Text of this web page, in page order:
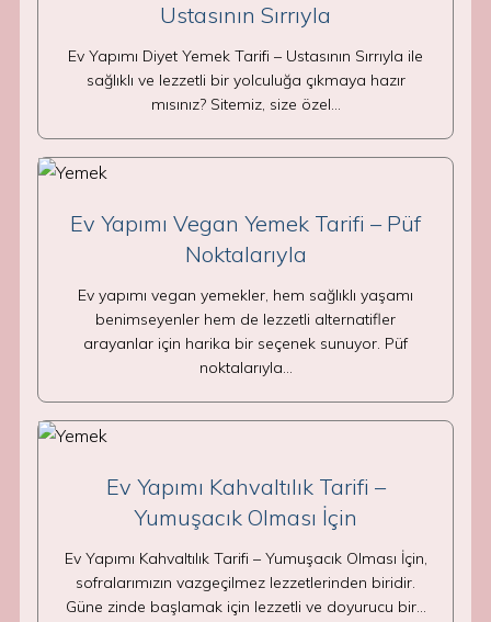
Ustasının Sırrıyla
Ev Yapımı Diyet Yemek Tarifi – Ustasının Sırrıyla ile
sağlıklı ve lezzetli bir yolculuğa çıkmaya hazır
mısınız? Sitemiz, size özel…
Ev Yapımı Vegan Yemek Tarifi – Püf
Noktalarıyla
Ev yapımı vegan yemekler, hem sağlıklı yaşamı
benimseyenler hem de lezzetli alternatifler
arayanlar için harika bir seçenek sunuyor. Püf
noktalarıyla…
Ev Yapımı Kahvaltılık Tarifi –
Yumuşacık Olması İçin
Ev Yapımı Kahvaltılık Tarifi – Yumuşacık Olması İçin,
sofralarımızın vazgeçilmez lezzetlerinden biridir.
Güne zinde başlamak için lezzetli ve doyurucu bir…